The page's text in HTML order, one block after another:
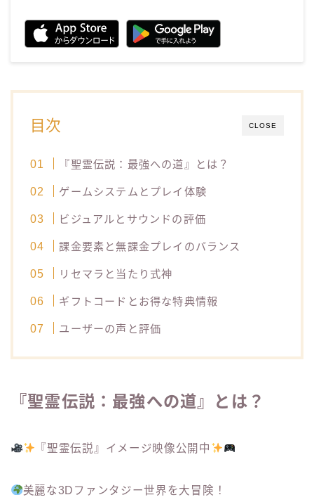
CLOSE
目次
『聖霊伝説：最強への道』とは？
ゲームシステムとプレイ体験
ビジュアルとサウンドの評価
課金要素と無課金プレイのバランス
リセマラと当たり式神
ギフトコードとお得な特典情報
ユーザーの声と評価
『聖霊伝説：最強への道』とは？
『聖霊伝説』イメージ映像公開中
美麗な3Dファンタジー世界を大冒険！